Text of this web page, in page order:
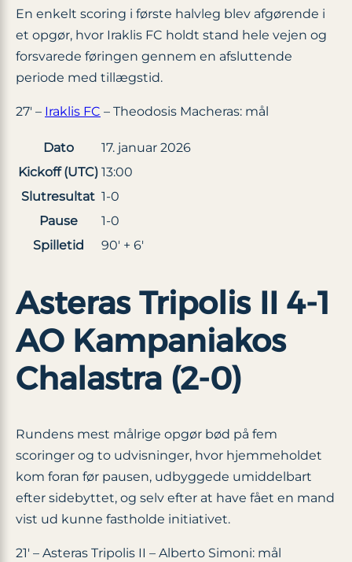
En enkelt scoring i første halvleg blev afgørende i
et opgør, hvor Iraklis FC holdt stand hele vejen og
forsvarede føringen gennem en afsluttende
periode med tillægstid.
27′ – Iraklis FC – Theodosis Macheras: mål
Dato
17. januar 2026
Kickoff (UTC) 13:00
Slutresultat 1-0
Pause
1-0
Spilletid
90′ + 6′
Asteras Tripolis II 4-1
AO Kampaniakos
Chalastra (2-0)
Rundens mest målrige opgør bød på fem
scoringer og to udvisninger, hvor hjemmeholdet
kom foran før pausen, udbyggede umiddelbart
efter sidebyttet, og selv efter at have fået en mand
vist ud kunne fastholde initiativet.
21′ – Asteras Tripolis II – Alberto Simoni: mål